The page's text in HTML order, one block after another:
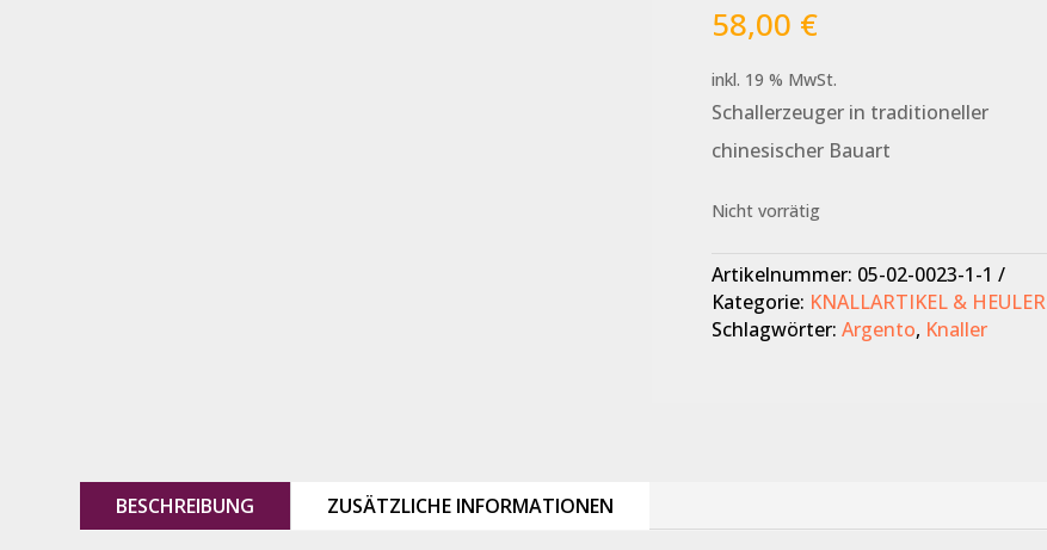
58,00 €
inkl. 19 % MwSt.
Schallerzeuger in traditioneller
chinesischer Bauart
Nicht vorrätig
Artikelnummer: 05-02-0023-1-1
Kategorie: KNALLARTIKEL & HEULER
Schlagwörter: Argento, Knaller
BESCHREIBUNG ZUSÄTZLICHE INFORMATIONEN